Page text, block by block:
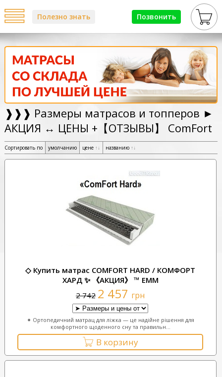
Позвонить
Полезно знать
❱❱❱ Размеры матрасов и топперов ►
АКЦИЯ ↔ ЦЕНЫ +【ОТЗЫВЫ】 ComFort
Сортировать по умолчанию цене ↑↓ названию ↑↓
◇ Купить матрас COMFORT HARD / КОМФОРТ
ХАРД ✨ 《АКЦИЯ》 ™ ЕММ
2 742 2 457 грн
✦ Ортопедичний матрац для ліжка — це надійне рішення для
комфортного щоденного сну та правильн...
В корзину